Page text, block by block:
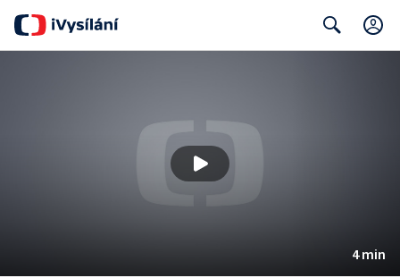
4 min